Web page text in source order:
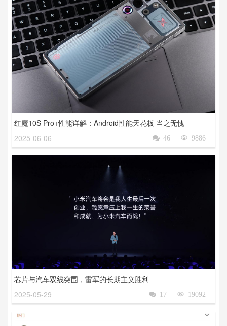
红魔10S Pro+性能详解：Android性能天花板 当之无愧
2025-06-06
9886

46

芯片与汽车双线突围，雷军的长期主义胜利
2025-05-29
19092

17
